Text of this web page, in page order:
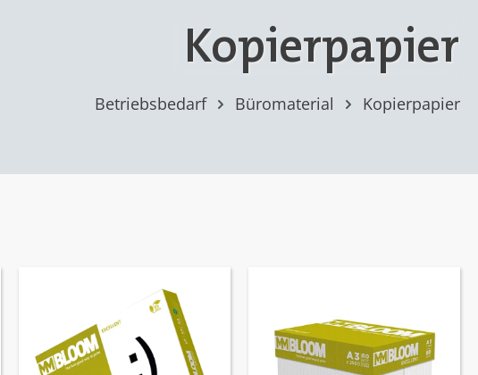
Kopierpapier
Betriebsbedarf Büromaterial Kopierpapier